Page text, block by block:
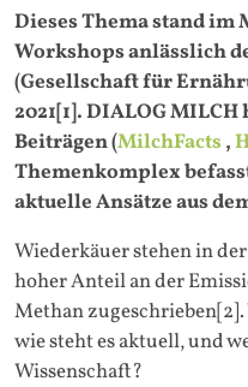
Dieses Thema stand
Workshops anlässlich
(Gesellschaft für
2021[1]. DIALOG
Beiträgen (MilchFacts,
Themenkomplex
aktuelle Ansätze aus
Wiederkäuer stehen in
hoher Anteil an der
Methan
wie steht es aktuell, und
Wissenschaft?